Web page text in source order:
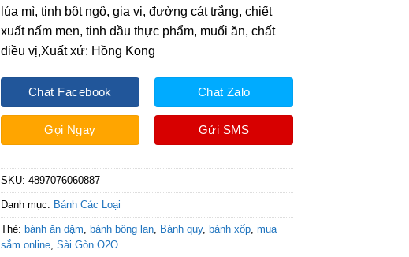
lúa mì, tinh bột ngô, gia vị, đường cát trắng, chiết
xuất nấm men, tinh dầu thực phẩm, muối ăn, chất
điều vị,Xuất xứ: Hồng Kong
Chat Facebook
Gọi Ngay
Chat Zalo
Gửi SMS
SKU:4897076060887
Danh mục: Bánh Các Loại
Thẻ: bánh ăn dặm, bánh bông lan, Bánh quy, bánh xốp,mua
sắm online,Sài Gòn O2O